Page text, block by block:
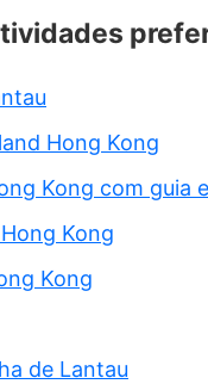
Hong Kong
Kong com guia
Kong
Kong
de Lantau